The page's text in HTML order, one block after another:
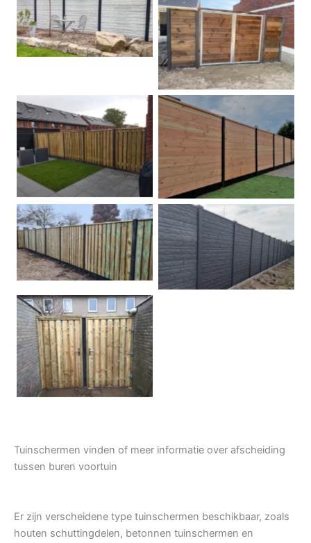
Betonschutting
Dubbele poort
Betonpalen schutting Douglas
Hout beton schuttingen Rots motief antraciet
Tuindeur grenen
Tuinschermen vinden of meer informatie over afscheiding
tussen buren voortuin
Er zijn verscheidene type tuinschermen beschikbaar, zoals
houten schuttingdelen, betonnen tuinschermen en